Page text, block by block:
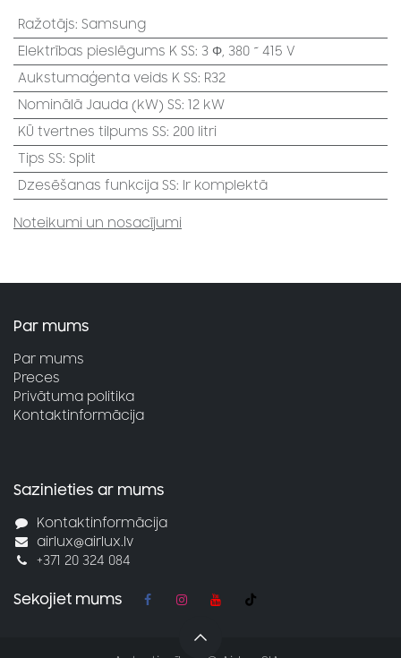
Ražotājs: Samsung
Elektrības pieslēgums K SS: 3 Φ, 380 ~ 415 V
Aukstumaģenta veids K SS: R32
Nominālā Jauda (kW) SS: 12 kW
KŪ tvertnes tilpums SS: 200 litri
Tips SS: Split
Dzesēšanas funkcija SS: Ir komplektā
Noteikumi un nosacījumi
Par mums
Par mums
Preces
Privātuma politika
Kontaktinformācija
Sazinieties ar mums
Kontaktinformācija
airlux@airlux.lv
+371 20 324 084
Sekojiet mums